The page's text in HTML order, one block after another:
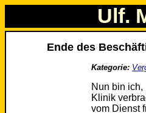
Ulf.
Ende des
Kategorie:
Nun bin
Klinik
vom Dienst